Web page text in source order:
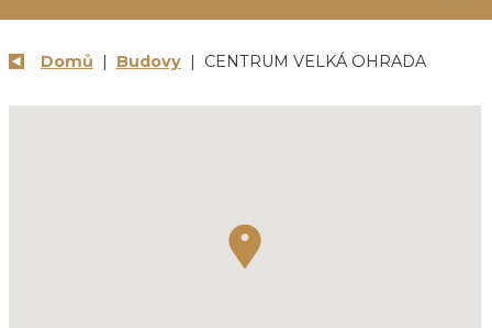
Domů | Budovy| CENTRUM VELKÁ OHRADA